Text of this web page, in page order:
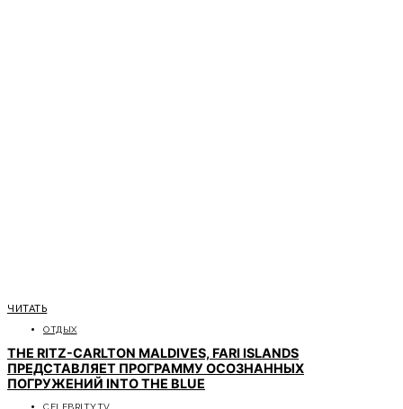
ЧИТАТЬ
ОТДЫХ
THE RITZ-CARLTON MALDIVES, FARI ISLANDS
ПРЕДСТАВЛЯЕТ ПРОГРАММУ ОСОЗНАННЫХ
ПОГРУЖЕНИЙ INTO THE BLUE
CELEBRITYTV